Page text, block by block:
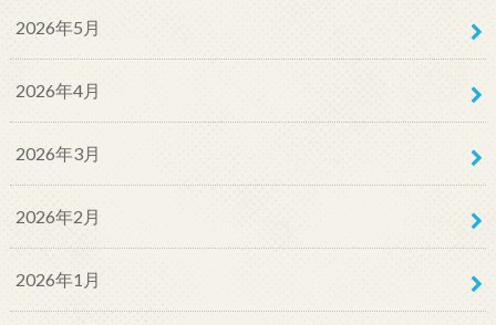
2026年5月
2026年4月
2026年3月
2026年2月
2026年1月